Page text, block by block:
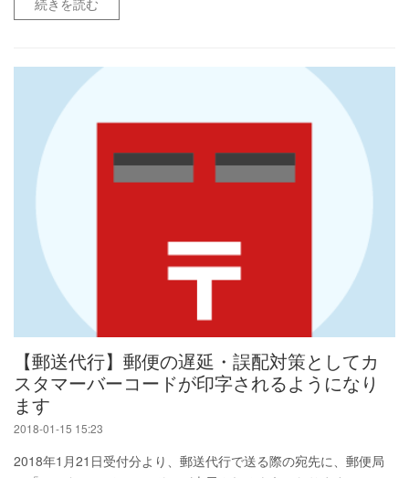
【郵送代行】郵便の遅延・誤配対策としてカ
スタマーバーコードが印字されるようになり
ます
2018-01-15 15:23
2018年1月21日受付分より、郵送代行で送る際の宛先に、郵便局